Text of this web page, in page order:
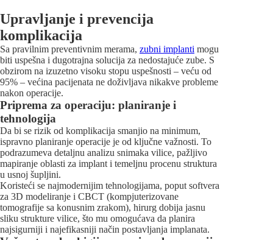
Upravljanje i prevencija
komplikacija
Sa pravilnim preventivnim merama, zubni implanti mogu
biti uspešna i dugotrajna solucija za nedostajuće zube. S
obzirom na izuzetno visoku stopu uspešnosti – veću od
95% – većina pacijenata ne doživljava nikakve probleme
nakon operacije.
Priprema za operaciju: planiranje i
tehnologija
Da bi se rizik od komplikacija smanjio na minimum,
ispravno planiranje operacije je od ključne važnosti. To
podrazumeva detaljnu analizu snimaka vilice, pažljivo
mapiranje oblasti za implant i temeljnu procenu struktura
u usnoj šupljini.
Koristeći se najmodernijim tehnologijama, poput softvera
za 3D modeliranje i CBCT (kompjuterizovane
tomografije sa konusnim zrakom), hirurg dobija jasnu
sliku strukture vilice, što mu omogućava da planira
najsigurniji i najefikasniji način postavljanja implanata.